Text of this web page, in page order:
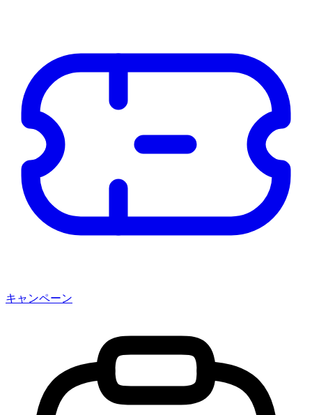
キャンペーン